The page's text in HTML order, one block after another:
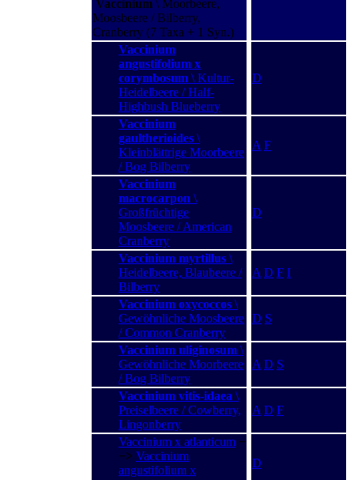
Vaccinium \ Moorbeere,
Moosbeere / Bilberry,
Cranberry (7 Taxa + 1 Syn.)
Vaccinium
angustifolium x
corymbosum \ Kultur-
Heidelbeere / Half-
Highbush Blueberry
D
Vaccinium
gaultherioides \
Kleinblättrige Moorbeere
/ Bog Bilberry
A F
Vaccinium
macrocarpon \
Großfrüchtige
Moosbeere / American
Cranberry
D
Vaccinium myrtillus \
Heidelbeere, Blaubeere /
Bilberry
A D F I
Vaccinium oxycoccos \
Gewöhnliche Moosbeere
/ Common Cranberry
D S
Vaccinium uliginosum \
Gewöhnliche Moorbeere
/ Bog Bilberry
A D S
Vaccinium vitis-idaea \
Preiselbeere / Cowberry,
Lingonberry
A D F
Vaccinium x atlanticum −
−> Vaccinium
angustifolium x
D